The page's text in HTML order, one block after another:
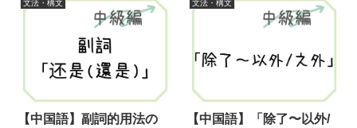
文法・構文
【中国語】副詞的用法の
文法・構文
【中国語】「除了〜以外/